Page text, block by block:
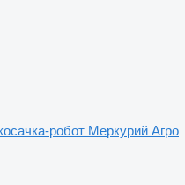
робот Меркурий Агро